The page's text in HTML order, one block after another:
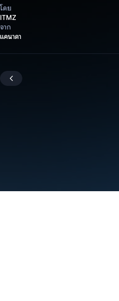
โดย
ITMZ
จาก
แคนาดา